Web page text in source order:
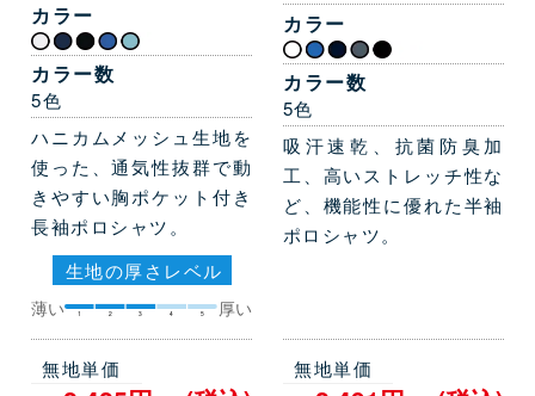
カラー
カラー数
5色
ハニカムメッシュ生地を
使った、通気性抜群で動
きやすい胸ポケット付き
長袖ポロシャツ。
生地の厚さレベル
薄い 1 2 3 4 5 厚い
無地単価
カラー
カラー数
5色
吸汗速乾、抗菌防臭加
工、高いストレッチ性な
ど、機能性に優れた半袖
ポロシャツ。
無地単価